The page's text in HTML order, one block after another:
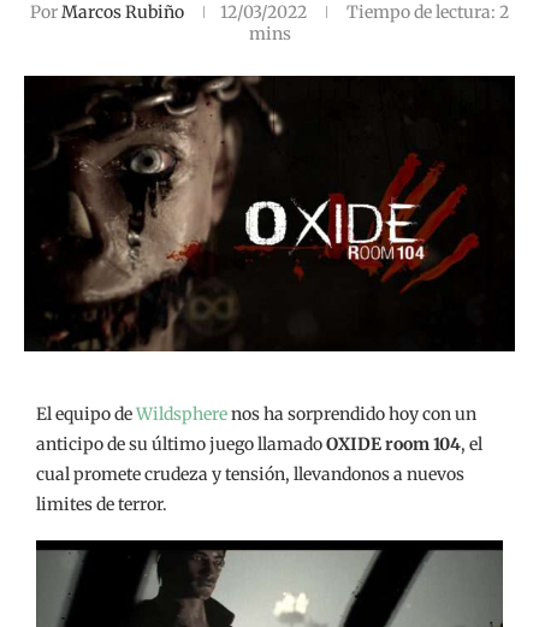
PorMarcos Rubiño 12/03/2022
El equipo deWildspherenos ha sorprendido hoy con un
anticipo de su último juego llamadoOXIDE room 104, el
cual promete crudeza y tensión, llevandonos a nuevos
limites de terror.